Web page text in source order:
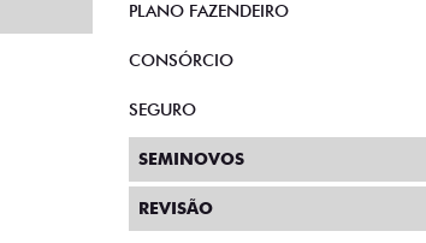
PLANO FAZENDEIRO
CONSÓRCIO
SEGURO
SEMINOVOS
REVISÃO